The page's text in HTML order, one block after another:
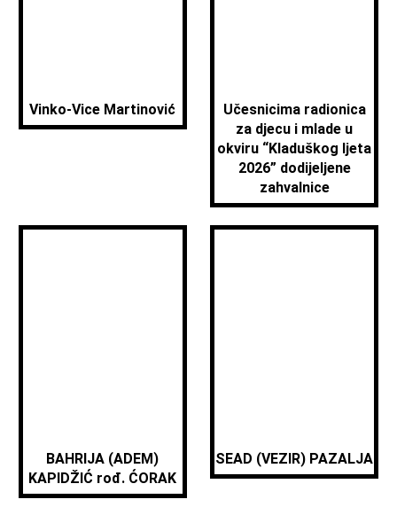
Vinko-Vice Martinović
Učesnicima radionica
za djecu i mlade u
okviru “Kladuškog ljeta
2026” dodijeljene
zahvalnice
BAHRIJA (ADEM)
KAPIDŽIĆ rođ. ĆORAK
SEAD (VEZIR) PAZALJA